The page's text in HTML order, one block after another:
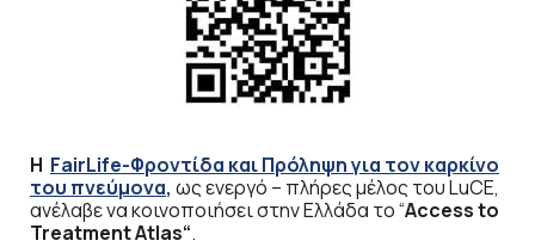
Η FairLife-Φροντίδα και Πρόληψη για τον καρκίνο
του πνεύμονα, ως ενεργό – πλήρες μέλος του LuCE,
ανέλαβε να κοινοποιήσει στην Ελλάδα το “Accessto
TreatmentAtlas“.